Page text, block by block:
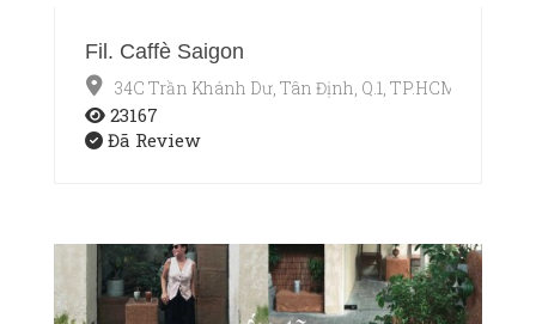
Fil. Caffè Saigon
34C Trần Khánh Dư, Tân Định, Q.1, TP.HCM
23167
Đã Review